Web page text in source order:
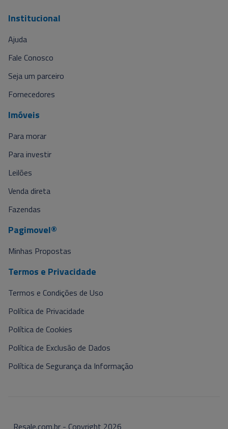
Institucional
Ajuda
Fale Conosco
Seja um parceiro
Fornecedores
Imóveis
Para morar
Para investir
Leilões
Venda direta
Fazendas
Pagimovel®
Minhas Propostas
Termos e Privacidade
Termos e Condições de Uso
Política de Privacidade
Política de Cookies
Política de Exclusão de Dados
Política de Segurança da Informação
Resale.com.br - Copyright 2026